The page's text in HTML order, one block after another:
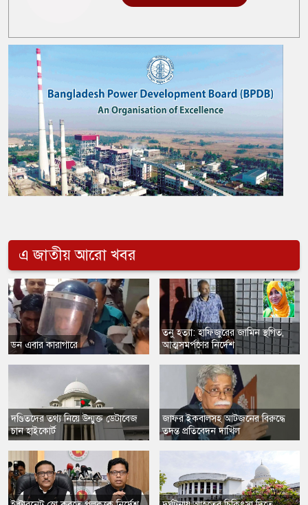
এ জাতীয় আরো খবর
ডন এবার কারাগারে
​দণ্ডিতদের তথ্য নিয়ে উন্মুক্ত ডেটাবেজ
চান হাইকোর্ট
তনু হত্যা: হাফিজুরের জামিন স্থগিত,
আত্মসমর্পণের নির্দেশ
​জাফর ইকবালসহ আটজনের বিরুদ্ধে
তদন্ত প্রতিবেদন দাখিল